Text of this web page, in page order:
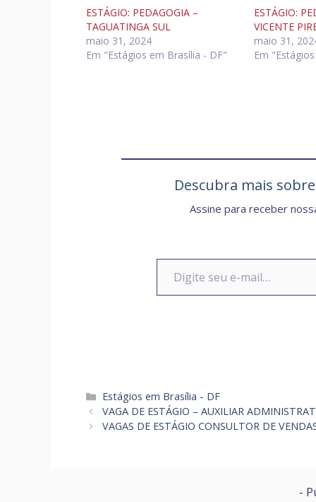
ESTÁGIO: PEDAGOGIA –
TAGUATINGA SUL
maio 31, 2024
Em "Estágios em Brasília - DF"
ESTÁGIO:
VICENTE
maio 31,
Em
Descubra mais sobre
Assine para receber
Digite seu e-mail…
Categorias
Estágios em Brasília - DF
VAGA DE ESTÁGIO – AUXILIAR
VAGAS DE ESTÁGIO CONSULTOR DE
-